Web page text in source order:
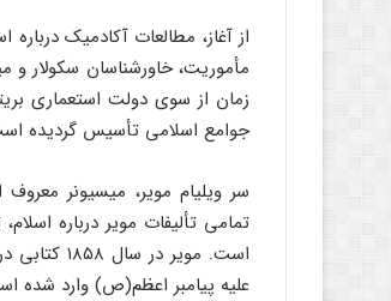
از آغاز، مطالعات آکادمیک
مأموریت، خاورشناسان سکولار و
زمان از سوی دولت استعماری
جوامع اسلامی تأسیس گردیده
سر ویلیام مویر، میسیونر
تمامی تألیفات مویر درباره
علیه پیامبر اعظم(ص) وارد شده